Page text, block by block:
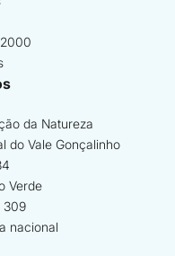
da Natureza
do Vale Gonçalinho
Verde
309
nacional